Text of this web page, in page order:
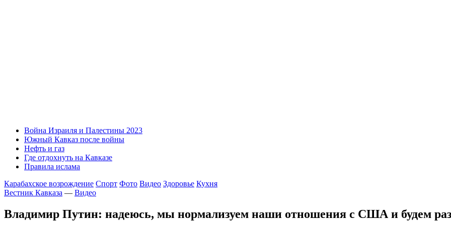
Война Израиля и Палестины 2023
Южный Кавказ после войны
Нефть и газ
Где отдохнуть на Кавказе
Правила ислама
Карабахское возрождение Спорт Фото Видео Здоровье Кухня
Вестник Кавказа — Видео
Владимир Путин: надеюсь, мы нормализуем наши отношения с США и будем